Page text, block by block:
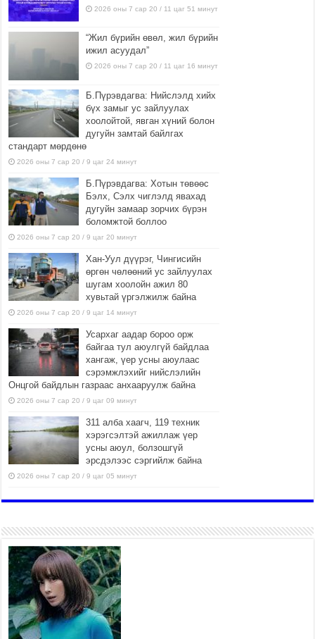
2026 оны 7 сар 20 / 11 цаг 51 минут
“Жил бүрийн өвөл, жил бүрийн
ижил асуудал”
2026 оны 7 сар 20 / 11 цаг 16 минут
Б.Пүрэвдагва: Нийслэлд хийх
бүх замыг ус зайлуулах
хоолойтой, явган хүний болон
дугуйн замтай байлгах
стандарт мөрдөнө
2026 оны 7 сар 20 / 9 цаг 24 минут
Б.Пүрэвдагва: Хотын төвөөс
Бэлх, Сэлх чиглэлд явахад
дугуйн замаар зорчих бүрэн
боломжтой боллоо
2026 оны 7 сар 20 / 9 цаг 20 минут
Хан-Уул дүүрэг, Чингисийн
өргөн чөлөөний ус зайлуулах
шугам хоолойн ажил 80
хувьтай үргэлжилж байна
2026 оны 7 сар 20 / 9 цаг 14 минут
Усархаг аадар бороо орж
байгаа тул аюулгүй байдлаа
хангаж, үер усны аюулаас
сэрэмжлэхийг нийслэлийн
Онцгой байдлын газраас анхааруулж байна
2026 оны 7 сар 20 / 9 цаг 09 минут
311 алба хаагч, 119 техник
хэрэгсэлтэй ажиллаж үер
усны аюул, болзошгүй
эрсдэлээс сэргийлж байна
2026 оны 7 сар 20 / 9 цаг 05 минут
ЭМГЭНЭЛ
Аяллаа зөв төлөвлөхийг
иргэдэд зөвлөж байна
2026 оны 7 сар 16 / 11 цаг 50 минут
Үер усны болзошгүй аюулаас
сэргийлж, холбогдох
байгууллагууд өндөржүүлсэн
бэлэн байдалд ажиллаж байна